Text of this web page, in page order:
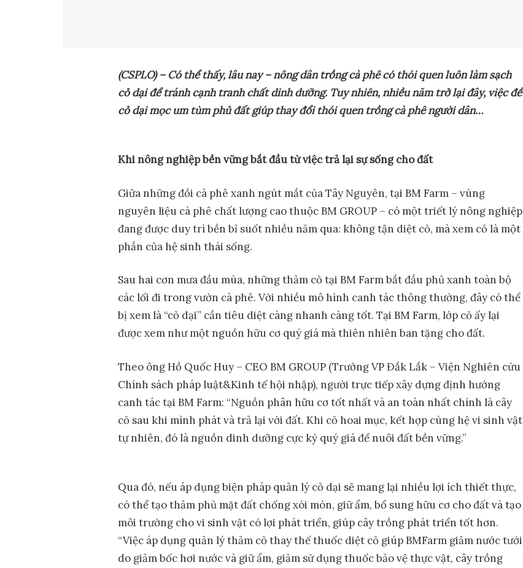
(CSPLO) – Cóthể thấy, lâu nay – nông dân trồng cà phê có thói quen luôn làm sạch
cỏ dại để tránh cạnh tranh chất dinh dưỡng. Tuy nhiên, nhiều năm trở lại đây, việc để
cỏ dại mọc um tùm phủ đất giúp thay đổi thói quen trồng cà phê người dân…
Khi nông nghiệp bền vững bắt đầu từ việc trả lại sự sống cho đất
Giữa những đồi cà phê xanh ngút mắt của Tây Nguyên, tại BM Farm – vùng
nguyên liệu cà phê chất lượng cao thuộc BM GROUP – có một triết lý nông nghiệp
đang được duy trì bền bỉ suốt nhiều năm qua: không tận diệt cỏ, mà xem cỏ là một
phần của hệ sinh thái sống.
Sau hai cơn mưa đầu mùa, những thảm cỏ tại BM Farm bắt đầu phủ xanh toàn bộ
các lối đi trong vườn cà phê. Với nhiều mô hình canh tác thông thường, đây có thể
bị xem là “cỏ dại” cần tiêu diệt càng nhanh càng tốt. Tại BM Farm, lớp cỏ ấy lại
được xem như một nguồn hữu cơ quý giá mà thiên nhiên ban tặng cho đất.
Theo ông Hồ Quốc Huy – CEO BM GROUP (Trưởng VP Đắk Lắk – Viện Nghiên cứu
Chính sách pháp luật&Kinh tế hội nhập), người trực tiếp xây dựng định hướng
canh tác tại BM Farm: “Nguồn phân hữu cơ tốt nhất và an toàn nhất chính là cây
cỏ sau khi mình phát và trả lại với đất. Khi cỏ hoai mục, kết hợp cùng hệ vi sinh vật
tự nhiên, đó là nguồn dinh dưỡng cực kỳ quý giá để nuôi đất bền vững.”
Qua đó, nếu áp dụng biện pháp quản lý cỏ dại sẽ mang lại nhiều lợi ích thiết thực,
có thể tạo thảm phủ mặt đất chống xói mòn, giữ ẩm, bổ sung hữu cơ cho đất và tạo
môi trường cho vi sinh vật có lợi phát triển, giúp cây trồng phát triển tốt hơn.
“Việc áp dụng quản lý thảm cỏ thay thế thuốc diệt cỏ giúp BMFarm giảm nước tưới
do giảm bốc hơi nước và giữ ẩm, giảm sử dụng thuốc bảo vệ thực vật, cây trồng